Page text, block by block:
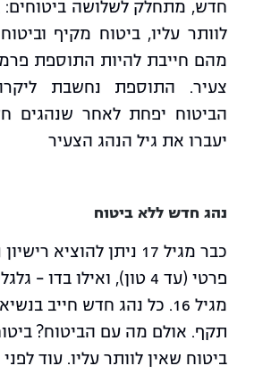
חדש, מתחלק לשלושה ביטוחים:
לוותר עליו, ביטוח מקיף
מהם חייבת להיות התוספת
צעיר. התוספת נחשבת
הביטוח יפחת לאחר שנהגים
יעברו את גיל הנהג הצעיר
נהג חדש ללא ביטוח
כבר מגיל 17 ניתן להוציא
פרטי (עד 4 טון), ואילו בדו
מגיל 16. כל נהג חדש חייב
תקף. אולם מה עם הביטוח?
ביטוח שאין לוותר עליו. עוד